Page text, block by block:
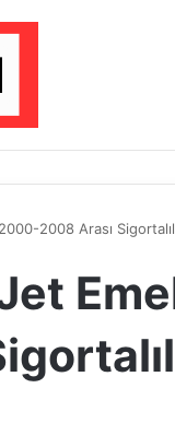
2008 Arası